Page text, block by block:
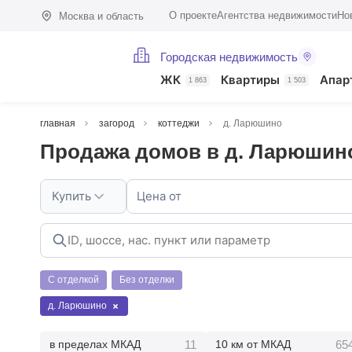
Москва и область О проектеАгентства недвижимости
Городская недвижимость
ЖК 1 863 Квартиры 1 503
главная загород коттеджи д. Ларюшино
Продажа домов в д.
Купить Цена от
С отделкой Без отделки
д. Ларюшино
в пределах МКАД 11 10 км от МКАД